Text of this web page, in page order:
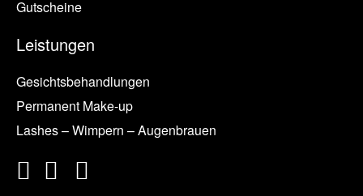
Gutscheine
Leistungen
Gesichtsbehandlungen
Permanent Make-up
Lashes – Wimpern – Augenbrauen